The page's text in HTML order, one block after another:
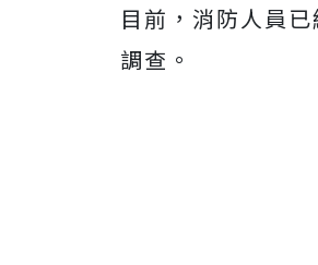
目前，消防人員
調查。